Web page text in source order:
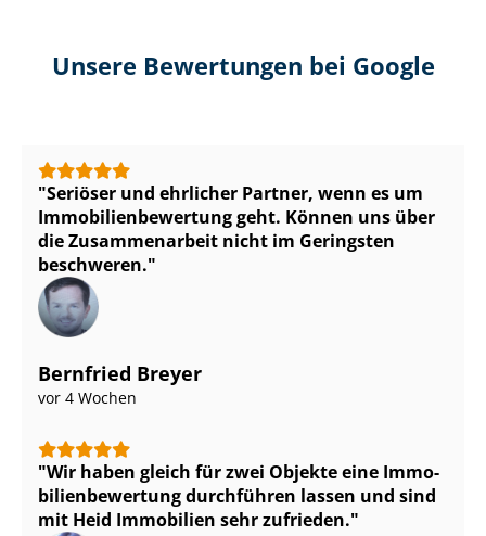
Unsere Bewertungen bei Google
Seriöser und ehrlicher Partner, wenn es um
Im­mo­bi­li­en­be­wer­tung geht. Können uns über
die Zusammenarbeit nicht im Geringsten
beschweren.
Bernfried Breyer
vor 4 Wochen
Wir haben gleich für zwei Objekte eine Im­mo­
bi­li­en­be­wer­tung durchführen lassen und sind
mit Heid Immobilien sehr zufrieden.